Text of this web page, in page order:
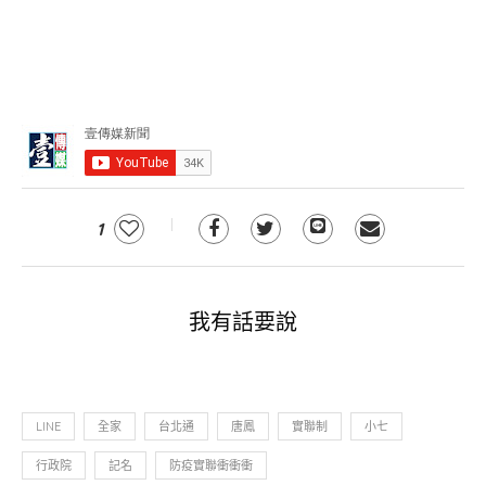
1
我有話要說
LINE 全家 台北通 唐鳳 實聯制 小七
行政院 記名 防疫實聯衝衝衝